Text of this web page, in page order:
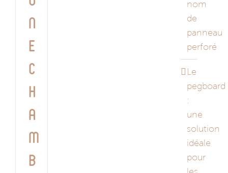
n
e
c
h
a
m
b
nom
de
panneau
perforé
Le
pegboard
:
une
solution
idéale
pour